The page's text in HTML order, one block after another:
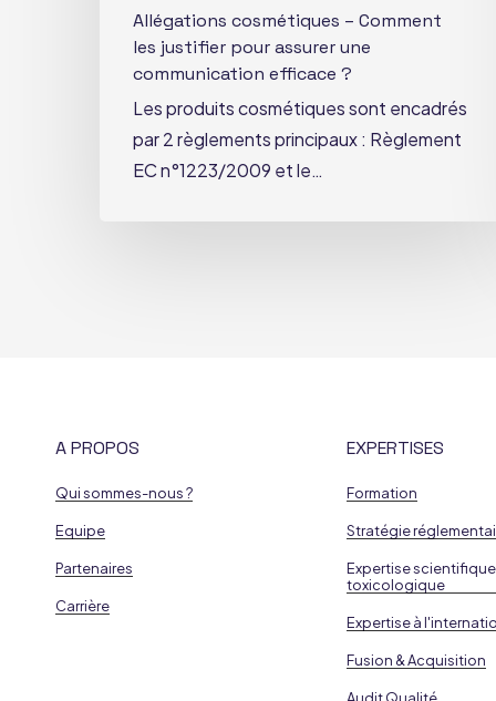
Allégations cosmétiques – Comment
les justifier pour assurer une
communication efficace ?
Les produits cosmétiques sont encadrés
par 2 règlements principaux : Règlement
EC n°1223/2009 et le…
A PROPOS
Qui sommes-nous ?
Equipe
Partenaires
Carrière
EXPERTISES
Formation
Stratégie
Expertise
toxicologique
Expertise à
Fusion & Acquisition
Audit Qualité